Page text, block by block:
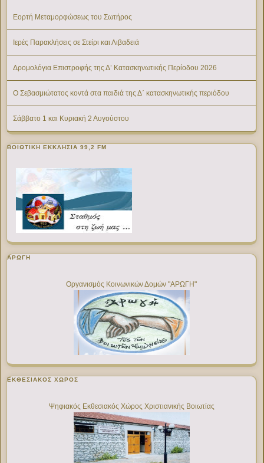
Εορτή Μεταμορφώσεως του Σωτήρος
Ιερές Παρακλήσεις σε Στείρι και Λιβαδειά
Δρομολόγια Επιστροφής της Δ’ Κατασκηνωτικής Περίοδου 2026
Ο Σεβασμιώτατος κοντά στα παιδιά της Δ΄ κατασκηνωτικής περιόδου
Σάββατο 1 και Κυριακή 2 Αυγούστου
ΒΟΙΩΤΙΚΉ ΕΚΚΛΗΣΊΑ 99,2 FM
ΑΡΩΓΗ
Οργανισμός Κοινωνικών Δομών "ΑΡΩΓΗ"
ΕΚΘΕΣΙΑΚΌΣ ΧΏΡΟΣ
Ψηφιακός Εκθεσιακός Χώρος Χριστιανικής Βοιωτίας